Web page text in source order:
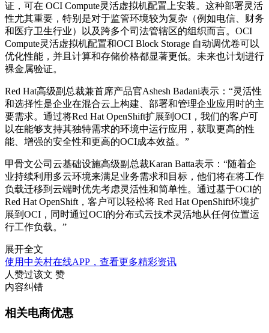
证，可在 OCI Compute灵活虚拟机配置上安装。这种部署灵活
性尤其重要，特别是对于监管环境较为复杂（例如电信、财务
和医疗卫生行业）以及跨多个司法管辖区的组织而言。OCI
Compute灵活虚拟机配置和OCI Block Storage 自动调优卷可以
优化性能，并且计算和存储价格都显著更低。未来也计划进行
裸金属验证。
Red Hat高级副总裁兼首席产品官Ashesh Badani表示：“灵活性
和选择性是企业在混合云上构建、部署和管理企业应用时的主
要需求。通过将Red Hat OpenShift扩展到OCI，我们的客户可
以在能够支持其独特需求的环境中运行应用，获取更高的性
能、增强的安全性和更高的OCI成本效益。”
甲骨文公司云基础设施高级副总裁Karan Batta表示：“随着企
业持续利用多云环境来满足业务需求和目标，他们将在将工作
负载迁移到云端时优先考虑灵活性和简单性。通过基于OCI的
Red Hat OpenShift，客户可以轻松将 Red Hat OpenShift环境扩
展到OCI，同时通过OCI的分布式云技术灵活地从任何位置运
行工作负载。”
展开全文
使用中关村在线APP，查看更多精彩资讯
人赞过该文 赞
内容纠错
相关电商优惠